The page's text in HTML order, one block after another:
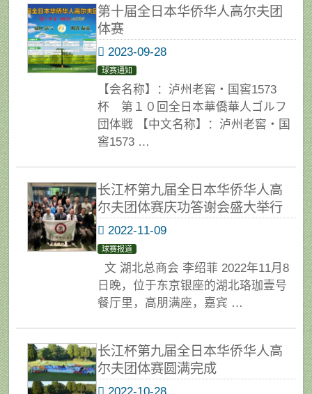
第十届全日本华侨华人高尔夫团
体赛
2023-09-28
球赛通知
【会名称】：泸州老窖・国窖1573
杯 第１０回全日本華僑華人ゴルフ
団体戦 【中文名称】：泸州老窖・国
窖1573 …
长江杯第九届全日本华侨华人高
尔夫团体赛庆功答谢会盛大举行
2022-11-09
球赛报道
文 湖北总商会 李绍菲 2022年11月8
日晚，位于东京银座的湖北珞珈壹号
餐厅里，高朋满座，嘉宾 …
长江杯第九届全日本华侨华人高
尔夫团体赛圆满完成